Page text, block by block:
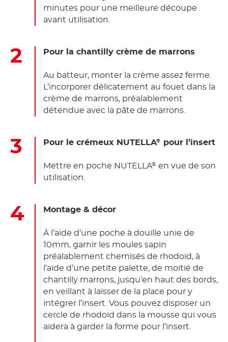
minutes pour une meilleure découpe
avant utilisation.
Pour la chantilly crème de marrons
Au batteur, monter la crème assez ferme.
L’incorporer délicatement au fouet dans la
crème de marrons, préalablement
détendue avec la pâte de marrons.
Pour le crémeux NUTELLA® pour l’insert
Mettre en poche NUTELLA® en vue de son
utilisation.
Montage & décor
À l’aide d’une poche à douille unie de
10mm, garnir les moules sapin
préalablement chemisés de rhodoïd, à
l’aide d’une petite palette, de moitié de
chantilly marrons, jusqu’en haut des bords,
en veillant à laisser de la place pour y
intégrer l’insert. Vous pouvez disposer un
cercle de rhodoïd dans la mousse qui vous
aidera à garder la forme pour l’insert.